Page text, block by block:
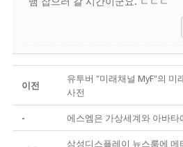
이전
유투버 "미래채널 MyF"의 미
사전
- 에스엠은 가상세계와 아바타
삼성디스플레이 뉴스룸에 메